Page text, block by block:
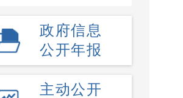
政府信息
公开年报
主动公开